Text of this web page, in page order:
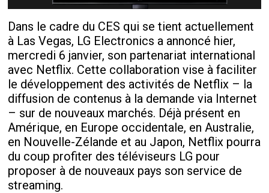
Dans le cadre du CES qui se tient actuellement
à Las Vegas, LG Electronics a annoncé hier,
mercredi 6 janvier, son partenariat international
avec Netflix. Cette collaboration vise à faciliter
le développement des activités de Netflix – la
diffusion de contenus à la demande via Internet
– sur de nouveaux marchés. Déjà présent en
Amérique, en Europe occidentale, en Australie,
en Nouvelle-Zélande et au Japon, Netflix pourra
du coup profiter des téléviseurs LG pour
proposer à de nouveaux pays son service de
streaming.